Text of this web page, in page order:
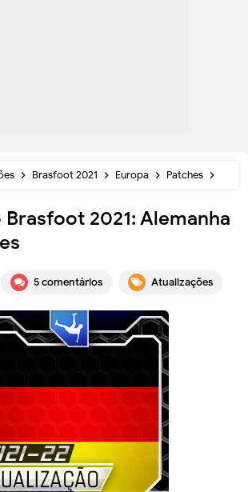
Brasfoot 2021 Europa Patches
2021: Alemanha
5 comentários Atualizações